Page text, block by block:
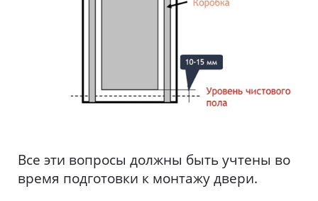
Все эти вопросы должны быть учтены во
время подготовки к монтажу двери.